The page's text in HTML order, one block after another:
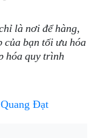
là nơi để hàng,
của bạn tối ưu hóa
hóa quy trình
Đạt